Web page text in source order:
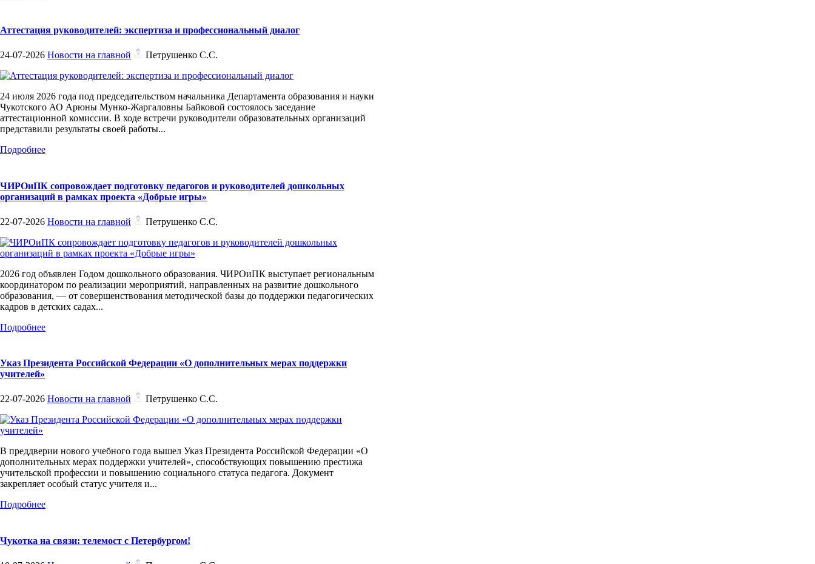
Аттестация руководителей: экспертиза и профессиональный диалог
24-07-2026 Новости на главной Петрушенко С.С.
24 июля 2026 года под председательством начальника Департамента образования и науки
Чукотского АО Арюны Мунко-Жаргаловны Байковой состоялось заседание
аттестационной комиссии. В ходе встречи руководители образовательных организаций
представили результаты своей работы...
Подробнее
ЧИРОиПК сопровождает подготовку педагогов и руководителей дошкольных
организаций в рамках проекта «Добрые игры»
22-07-2026 Новости на главной Петрушенко С.С.
2026 год объявлен Годом дошкольного образования. ЧИРОиПК выступает региональным
координатором по реализации мероприятий, направленных на развитие дошкольного
образования, — от совершенствования методической базы до поддержки педагогических
кадров в детских садах...
Подробнее
Указ Президента Российской Федерации «О дополнительных мерах поддержки
учителей»
22-07-2026 Новости на главной Петрушенко С.С.
В преддверии нового учебного года вышел Указ Президента Российской Федерации «О
дополнительных мерах поддержки учителей», способствующих повышению престижа
учительской профессии и повышению социального статуса педагога. Документ
закрепляет особый статус учителя и...
Подробнее
Чукотка на связи: телемост с Петербургом!